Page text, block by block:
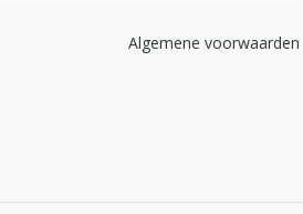
Algemene voorwaarden